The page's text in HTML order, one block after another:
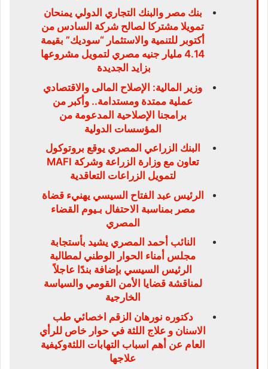
بنك مصر والبنك التجاري الدولي يمنحان
تمويلا مشتركا لصالح شركة السادس من
أكتوبر للتنمية والاستثمار “سوديك” بقيمة
4.14 مليار جنيه مصري لتمويل مشروعها
بزايد الجديدة
وزير المالية: الإصلاح المالى والاقتصادي
عملية ممتدة ومستدامة.. وأكبر من
برامجنا الإصلاحية المدعومة من
المؤسسات الدولية
البنك الزراعي المصري يوقع بروتوكول
تعاون مع وزارة الزراعة وشركة MAFI
لتمويل الزراعات التعاقدية
الرئيس عبد الفتاح السيسي يهنيء قضاة
مصر بمناسبة الاحتفال بـيوم القضاء
المصري
النائب أحمد المصري يشيد بأستجابة
مجلس أمناء الحوار الوطني لمطالبة
الرئيس السيسي بإضافة بندًا عاجلاً
لمناقشة قضايا الأمن القومي والسياسة
الخارجية
دكتوره نورهان الزقم اخصائي طب
الاسنان و علاج اللثة في حوار خاص للرأي
العام عن أهم اسباب التهابات اللثةوكيفية
علاجها